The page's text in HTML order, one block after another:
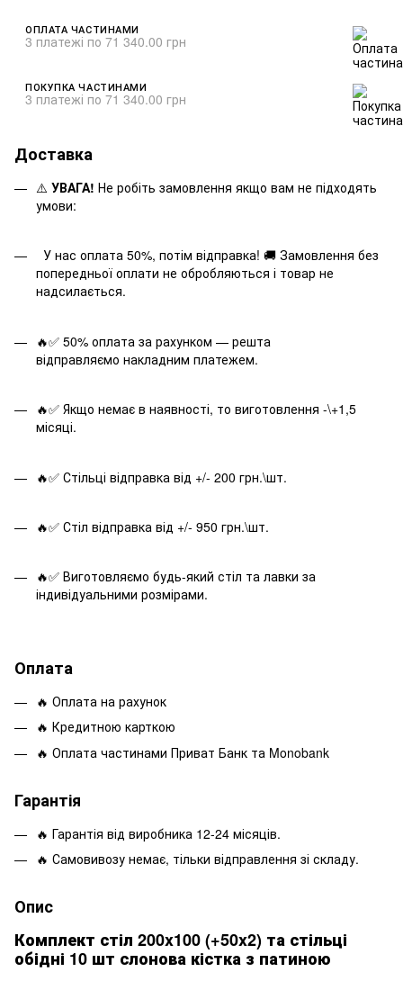
ОПЛАТА ЧАСТИНАМИ
3 платежі по 71 340.00 грн
ПОКУПКА ЧАСТИНАМИ
3 платежі по 71 340.00 грн
Доставка
⚠️ УВАГА! Не робіть замовлення якщо вам не підходять
умови:
У нас оплата 50%, потім відправка! 🚚 Замовлення без
попередньої оплати не обробляються і товар не
надсилається.
🔥✅ 50% оплата за рахунком — решта
відправляємо накладним платежем.
🔥✅ Якщо немає в наявності, то виготовлення -\+1,5
місяці.
🔥✅ Стільці відправка від +/- 200 грн.\шт.
🔥✅ Стіл відправка від +/- 950 грн.\шт.
🔥✅ Виготовляємо будь-який стіл та лавки за
індивідуальними розмірами.
Оплата
🔥 Оплата на рахунок
🔥 Кредитною карткою
🔥 Оплата частинами Приват Банк та Monobank
Гарантія
🔥 Гарантія від виробника 12-24 місяців.
🔥 Самовивозу немає, тільки відправлення зі складу.
Опис
Комплект стіл 200x100 (+50x2) та стільці
обідні 10 шт слонова кістка з патиною